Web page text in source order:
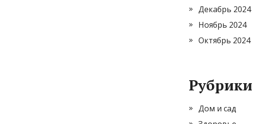
Декабрь 2024
Ноябрь 2024
Октябрь 2024
Рубрики
Дом и сад